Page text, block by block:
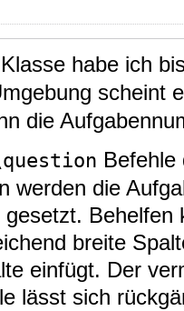
Klasse habe ich
scheint
die
Befehle
werden die
gesetzt.
breite
einfügt. Der
lässt sich